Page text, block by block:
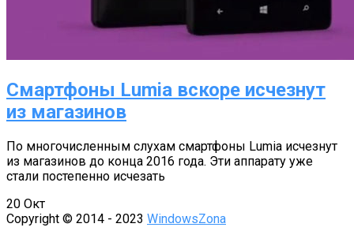
Смартфоны Lumia вскоре исчезнут
из магазинов
По многочисленным слухам смартфоны Lumia исчезнут
из магазинов до конца 2016 года. Эти аппарату уже
стали постепенно исчезать
20 Окт
Copyright © 2014 - 2023 WindowsZona